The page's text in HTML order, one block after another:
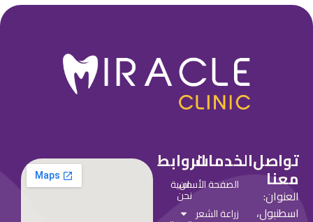
تواصل
معنا
العنوان:
اسطنبول،
الخدمات
الصفحة الأساسية
زراعة الشعر
الروابط
من
نحن